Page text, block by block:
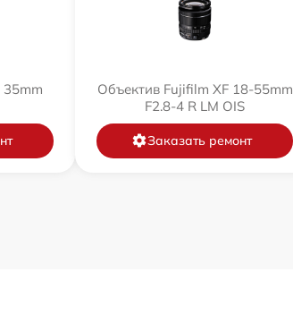
35mm
Объектив Fujifilm XF 18-55mm
F2.8-4 R LM OIS
Заказать ремонт